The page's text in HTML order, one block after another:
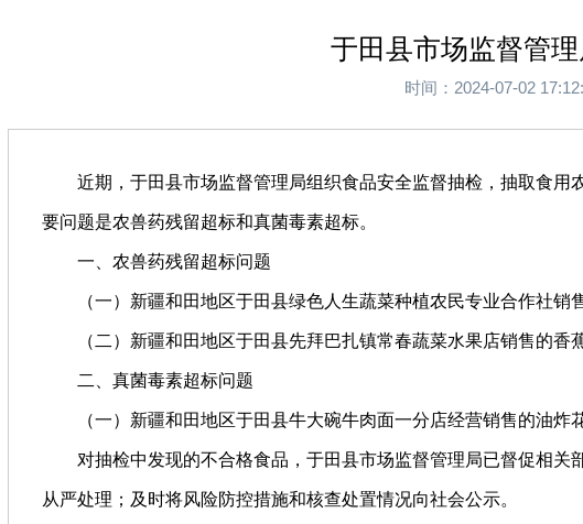
于田县市场监督管
时间：2024-07-02
近期，于田县市场监督管理局组织食品安全监督抽检，抽取食用
要问题是农兽药残留超标和真菌毒素超标。
一、农兽药残留超标问题
（一）新疆和田地区于田县绿色人生蔬菜种植农民专业合作社销
（二）新疆和田地区于田县先拜巴扎镇常春蔬菜水果店销售的香
二、真菌毒素超标问题
（一）新疆和田地区于田县牛大碗牛肉面一分店经营销售的油炸花
对抽检中发现的不合格食品，于田县市场监督管理局已督促相关
从严处理；及时将风险防控措施和核查处置情况向社会公示。